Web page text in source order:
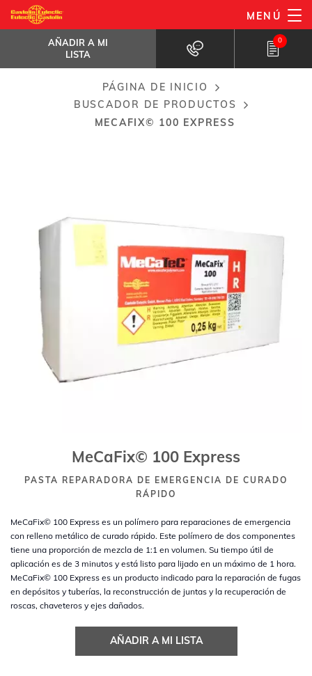
Pasar
al
contenido
principal
MENÚ
AÑADIR A MI
LISTA
0
MeCaFix© 100 Express
AÑADIR A MI LISTA
Breadcrumb
PÁGINA DE INICIO
BUSCADOR DE PRODUCTOS
MECAFIX© 100 EXPRESS
MeCaFix© 100 Express
PASTA REPARADORA DE EMERGENCIA DE CURADO
RÁPIDO
MeCaFix© 100 Express es un polímero para reparaciones de emergencia
con relleno metálico de curado rápido. Este polímero de dos componentes
tiene una proporción de mezcla de 1:1 en volumen. Su tiempo útil de
aplicación es de 3 minutos y está listo para lijado en un máximo de 1 hora.
MeCaFix© 100 Express es un producto indicado para la reparación de fugas
en depósitos y tuberías, la reconstrucción de juntas y la recuperación de
roscas, chaveteros y ejes dañados.
AÑADIR A MI LISTA